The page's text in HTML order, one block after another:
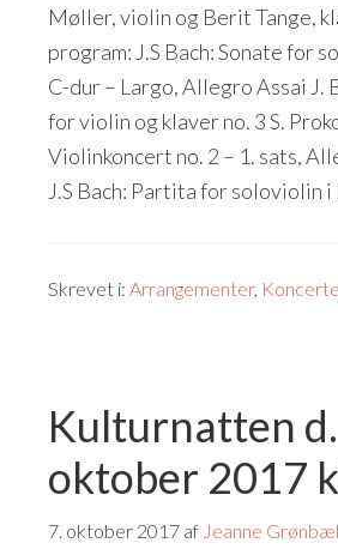
Møller, violin og Berit Tange,
program: J.S Bach: Sonate for
C-dur – Largo, Allegro Assai J.
for violin og klaver no. 3 S.
Violinkoncert no. 2 – 1. sats,
J.S Bach: Partita for soloviolin
Skrevet i: Arrangementer,
Kulturnatten
oktober 2017
7. oktober 2017 af Jeanne